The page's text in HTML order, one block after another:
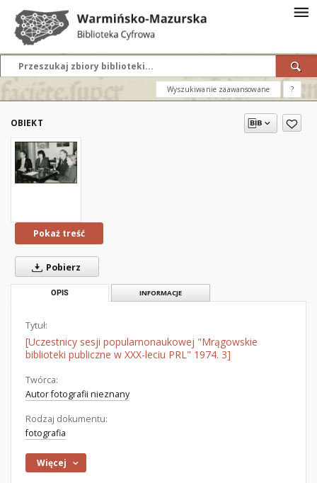
Wyszukiwanie zaawansowane ?
OBIEKT
Pokaż treść
Pobierz
OPIS INFORMACJE
Tytuł:
[Uczestnicy sesji popularnonaukowej "Mrągowskie
biblioteki publiczne w XXX-leciu PRL" 1974. 3]
Twórca:
Autor fotografii nieznany
Rodzaj dokumentu:
fotografia
Więcej